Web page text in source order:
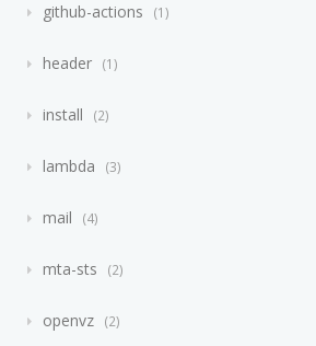
github-actions 1
header 1
install 2
lambda 3
mail 4
mta-sts 2
openvz 2